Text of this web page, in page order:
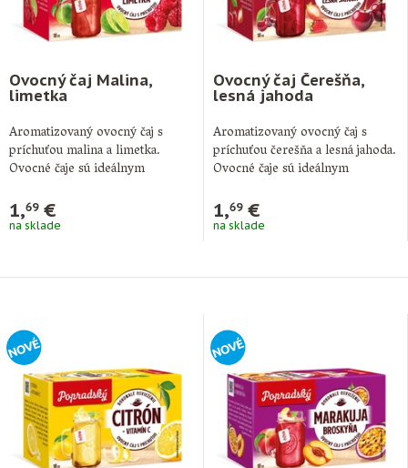
Ovocný čaj Malina,
limetka
Aromatizovaný ovocný čaj s
príchuťou malina a limetka.
Ovocné čaje sú ideálnym
1,69€
na sklade
Ovocný čaj Čerešňa,
lesná jahoda
Aromatizovaný ovocný čaj s
príchuťou čerešňa a lesná jahoda.
Ovocné čaje sú ideálnym
1,69€
na sklade